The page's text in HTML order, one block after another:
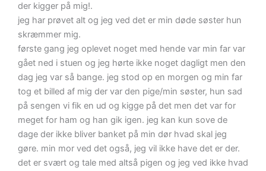
der kigger på mig!.
jeg har prøvet alt og jeg ved det er min døde søster hun
skræmmer mig.
første gang jeg oplevet noget med hende var min far var
gået ned i stuen og jeg hørte ikke noget dagligt men den
dag jeg var så bange. jeg stod op en morgen og min far
tog et billed af mig der var den pige/min søster, hun sad
på sengen vi fik en ud og kigge på det men det var for
meget for ham og han gik igen. jeg kan kun sove de
dage der ikke bliver banket på min dør hvad skal jeg
gøre. min mor ved det også, jeg vil ikke have det er der.
det er svært og tale med altså pigen og jeg ved ikke hvad